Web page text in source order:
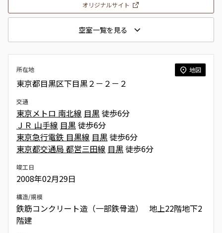
オリジナルサイト
空室一覧を見る
所在地 地図
東京都目黒区下目黒２－２－２
交通
東京メトロ 南北線 目黒徒歩6分
ＪＲ 山手線 目黒徒歩6分
東京急行電鉄 目黒線 目黒徒歩6分
東京都交通局 都営三田線 目黒徒歩6分
竣工日
2008年02月29日
構造/規模
鉄筋コンクリート造（一部鉄骨造） 地上22階地下2
階建